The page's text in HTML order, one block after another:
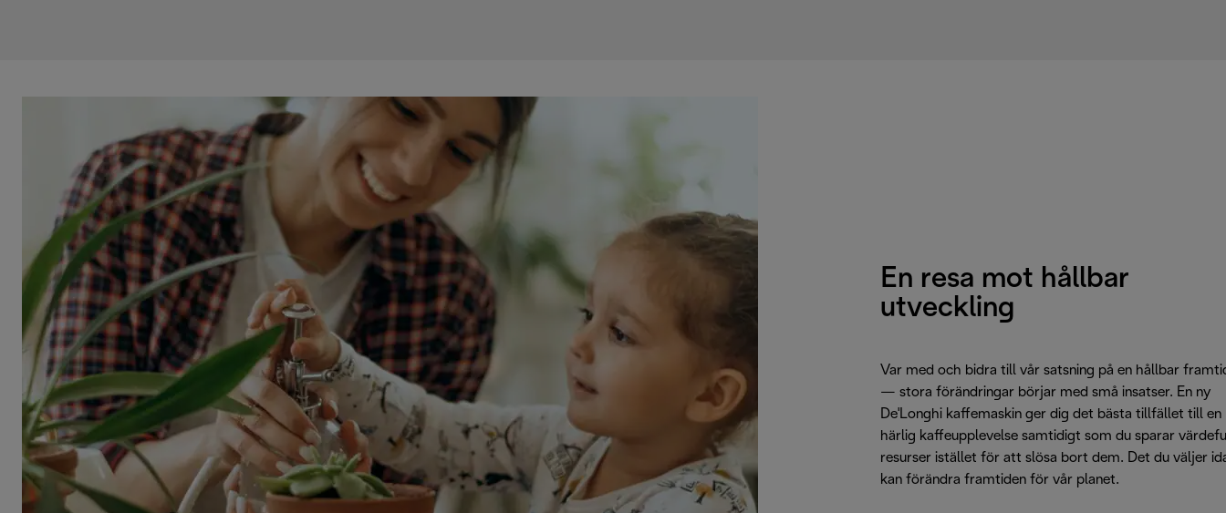
En resa mot hållbar
utveckling
Var med och bidra till vår satsning på en hållbar
— stora förändringar börjar med små insatser. En ny
De'Longhi kaffemaskin ger dig det bästa tillfället till en
härlig kaffeupplevelse samtidigt som du sparar
resurser istället för att slösa bort dem. Det du väljer
kan förändra framtiden för vår planet.